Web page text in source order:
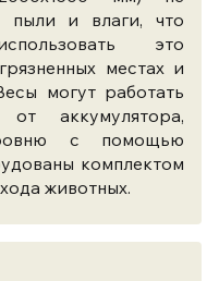
пыли и влаги, что
это
местах и
могут работать
аккумулятора,
с помощью
комплектом
животных.